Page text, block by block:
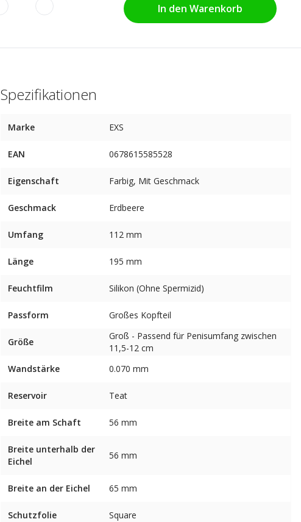
In den Warenkorb
Spezifikationen
Marke EXS
EAN 0678615585528
Eigenschaft Farbig, Mit Geschmack
Geschmack Erdbeere
Umfang 112 mm
Länge 195 mm
Feuchtfilm Silikon (Ohne Spermizid)
Passform Großes Kopfteil
Größe
Groß - Passend für Penisumfang zwischen
11,5-12 cm
Wandstärke
0.070 mm
Reservoir Teat
Breite am Schaft 56 mm
Breite unterhalb der
Eichel
56 mm
Breite an der Eichel 65 mm
Schutzfolie Square